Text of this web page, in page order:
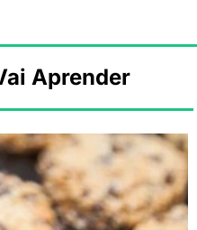
Aprender